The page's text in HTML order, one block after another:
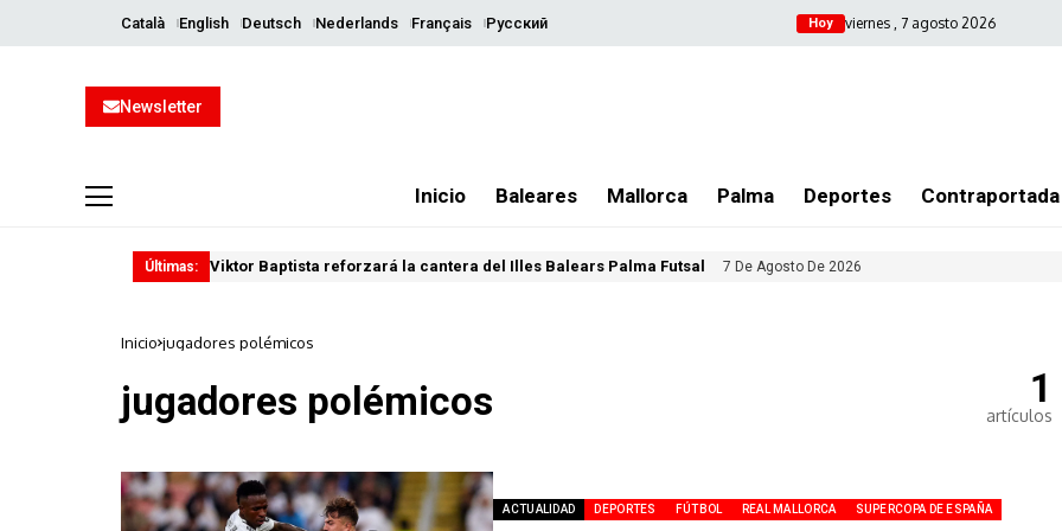
Català English Deutsch Nederlands Français Русский Hoy viernes , 7 agosto 2026
Newsletter
Inicio Baleares Mallorca Palma Deportes Contraportada
Últimas: Viktor Baptista reforzará la cantera del Illes Balears Palma Futsal 7 De Agosto De 2026
Inicio jugadores polémicos
jugadores polémicos 1
artículos
ACTUALIDAD DEPORTES FÚTBOL REAL MALLORCA SUPERCOPA DE ESPAÑA